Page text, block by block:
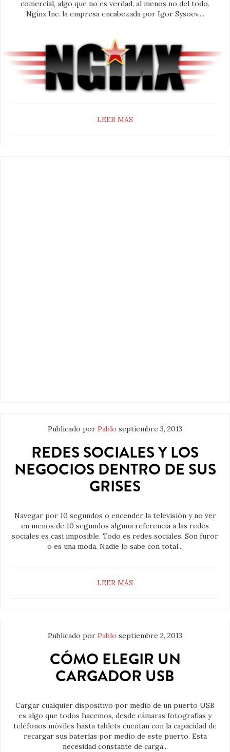
comercial, algo que no es verdad, al menos no del todo.
Nginx Inc. la empresa encabezada por Igor Sysoev,...
LEER MÁS
Publicado por Pablo septiembre 3, 2013
REDES SOCIALES Y LOS
NEGOCIOS DENTRO DE SUS
GRISES
Navegar por 10 segundos o encender la televisión y no ver
en menos de 10 segundos alguna referencia a las redes
sociales es casi imposible. Todo es redes sociales. Son furor
o es una moda. Nadie lo sabe con total...
LEER MÁS
Publicado por Pablo septiembre 2, 2013
CÓMO ELEGIR UN
CARGADOR USB
Cargar cualquier dispositivo por medio de un puerto USB
es algo que todos hacemos, desde cámaras fotografías y
teléfonos móviles hasta tablets cuentan con la capacidad de
recargar sus baterías por medio de este puerto. Esta
necesidad constante de carga...